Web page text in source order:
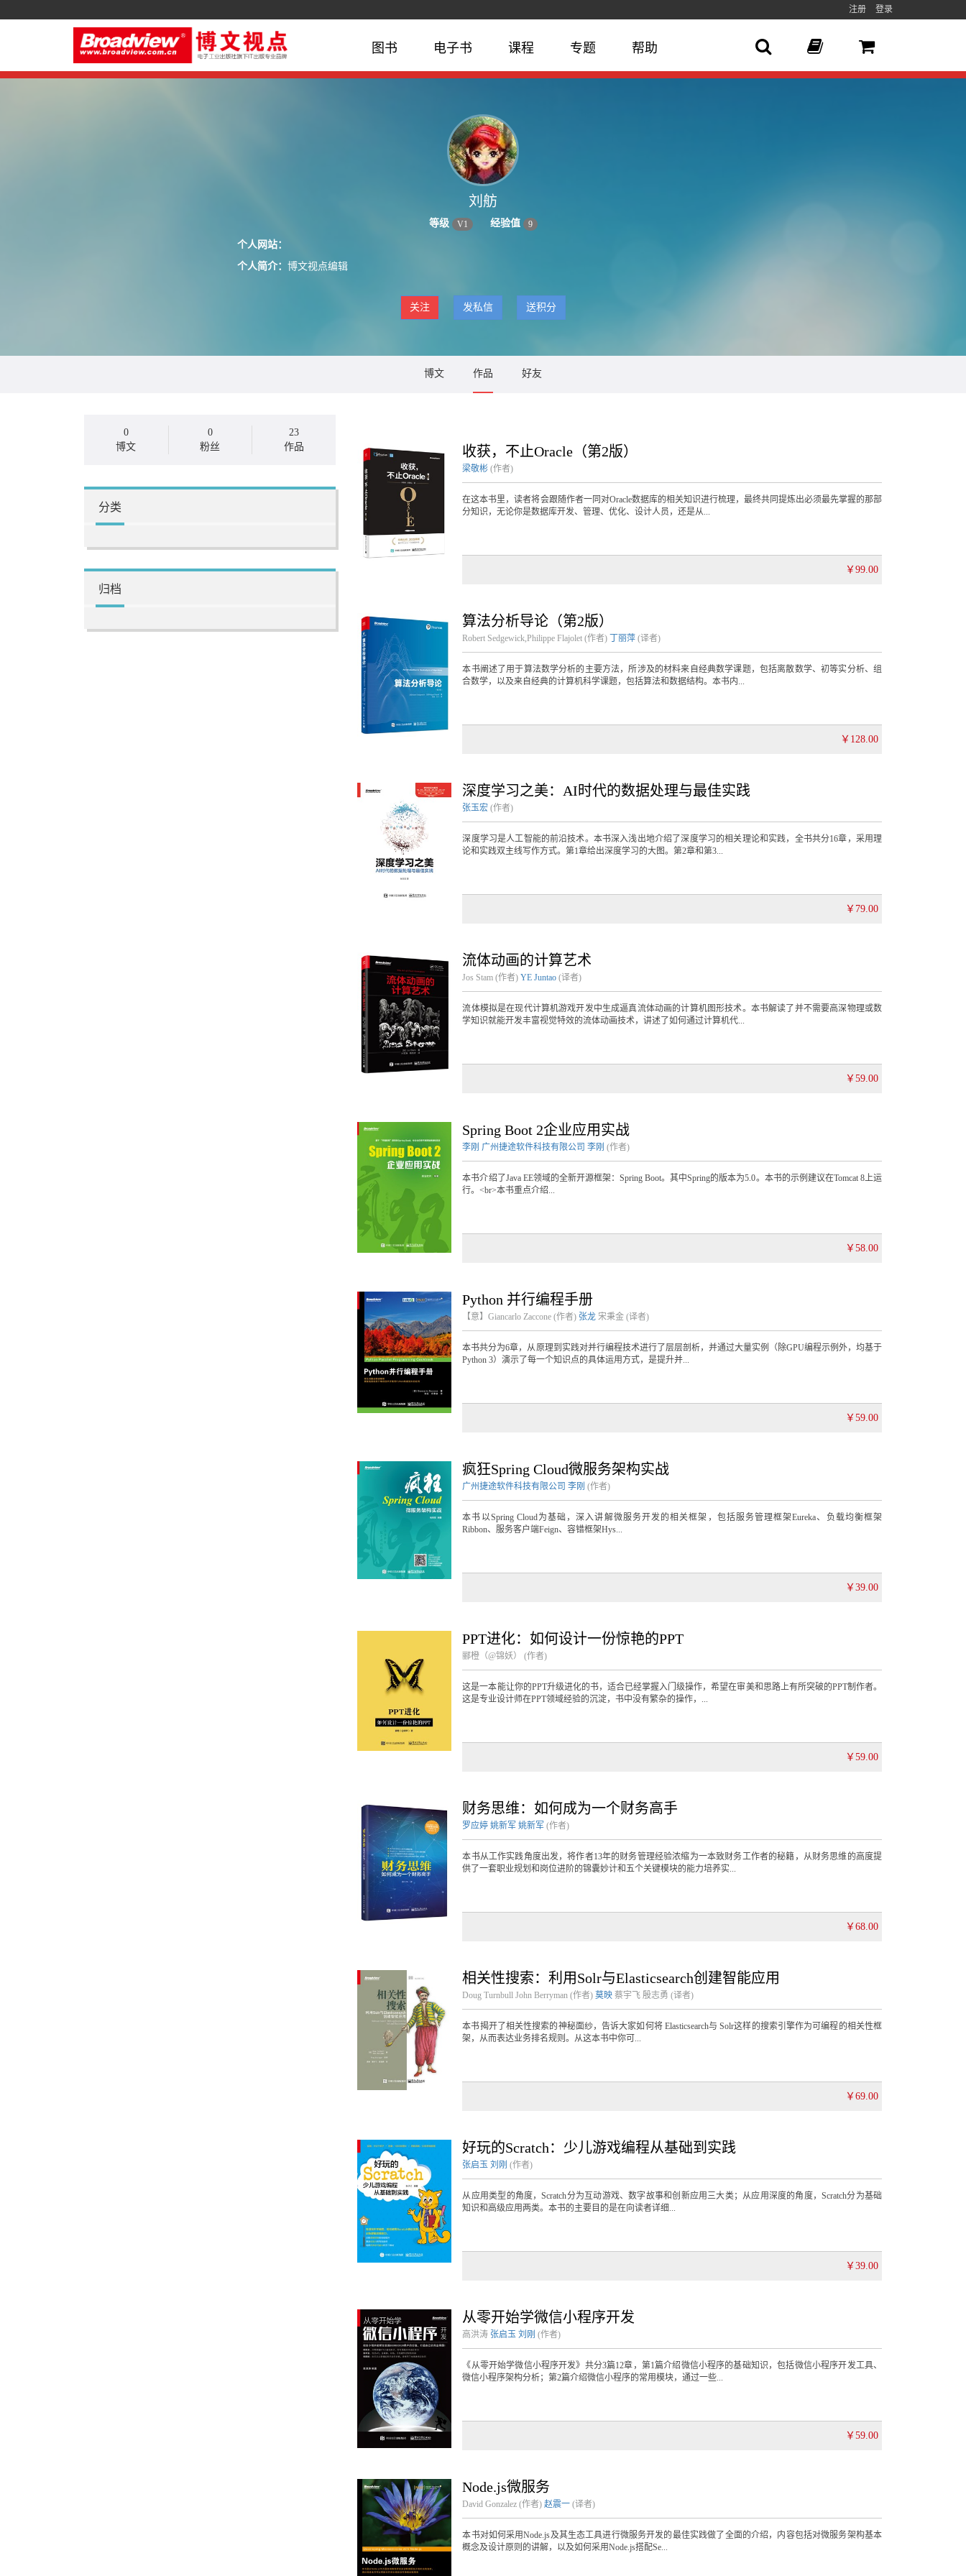
注册 登录
图书 电子书 课程 专题 帮助
刘舫
等级 V1 经验值 9
个人网站：
个人简介： 博文视点编辑
关注 发私信 送积分
博文 作品 好友
0
博文
0
粉丝
23
作品
分类
归档
收获，不止Oracle（第2版）
梁敬彬 (作者)
在这本书里，读者将会跟随作者一同对Oracle数据库的相关知识进行梳理，最终共同提炼出必须最先掌握的那部
分知识，无论你是数据库开发、管理、优化、设计人员，还是从...
￥99.00
算法分析导论（第2版）
Robert Sedgewick,Philippe Flajolet (作者) 丁丽萍 (译者)
本书阐述了用于算法数学分析的主要方法，所涉及的材料来自经典数学课题，包括离散数学、初等实分析、组
合数学，以及来自经典的计算机科学课题，包括算法和数据结构。本书内...
￥128.00
深度学习之美：AI时代的数据处理与最佳实践
张玉宏 (作者)
深度学习是人工智能的前沿技术。本书深入浅出地介绍了深度学习的相关理论和实践，全书共分16章，采用理
论和实践双主线写作方式。第1章给出深度学习的大图。第2章和第3...
￥79.00
流体动画的计算艺术
Jos Stam (作者)YE Juntao (译者)
流体模拟是在现代计算机游戏开发中生成逼真流体动画的计算机图形技术。本书解读了并不需要高深物理或数
学知识就能开发丰富视觉特效的流体动画技术，讲述了如何通过计算机代...
￥59.00
Spring Boot 2企业应用实战
李刚广州捷途软件科技有限公司 李刚 (作者)
本书介绍了Java EE领域的全新开源框架：Spring Boot。其中Spring的版本为5.0。本书的示例建议在Tomcat 8上运
行。<br>本书重点介绍...
￥58.00
Python 并行编程手册
【意】Giancarlo Zaccone(作者) 张龙 宋秉金(译者)
本书共分为6章，从原理到实践对并行编程技术进行了层层剖析，并通过大量实例（除GPU编程示例外，均基于
Python 3）演示了每一个知识点的具体运用方式，是提升并...
￥59.00
疯狂Spring Cloud微服务架构实战
广州捷途软件科技有限公司 李刚 (作者)
本书以Spring Cloud为基础，深入讲解微服务开发的相关框架，包括服务管理框架Eureka、负载均衡框架
Ribbon、服务客户端Feign、容错框架Hys...
￥39.00
PPT进化：如何设计一份惊艳的PPT
郦橙（@锦妖） (作者)
这是一本能让你的PPT升级进化的书，适合已经掌握入门级操作，希望在审美和思路上有所突破的PPT制作者。
这是专业设计师在PPT领域经验的沉淀，书中没有繁杂的操作，...
￥59.00
财务思维：如何成为一个财务高手
罗应婷 姚新军 姚新军(作者)
本书从工作实践角度出发，将作者13年的财务管理经验浓缩为一本致财务工作者的秘籍，从财务思维的高度提
供了一套职业规划和岗位进阶的锦囊妙计和五个关键模块的能力培养实...
￥68.00
相关性搜索：利用Solr与Elasticsearch创建智能应用
Doug TurnbullJohn Berryman(作者)莫映蔡宇飞殷志勇(译者)
本书揭开了相关性搜索的神秘面纱，告诉大家如何将 Elasticsearch与 Solr这样的搜索引擎作为可编程的相关性框
架，从而表达业务排名规则。从这本书中你可...
￥69.00
好玩的Scratch：少儿游戏编程从基础到实践
张启玉 刘刚 (作者)
从应用类型的角度，Scratch分为互动游戏、数字故事和创新应用三大类；从应用深度的角度，Scratch分为基础
知识和高级应用两类。本书的主要目的是在向读者详细...
￥39.00
从零开始学微信小程序开发
高洪涛 张启玉 刘刚 (作者)
《从零开始学微信小程序开发》共分3篇12章，第1篇介绍微信小程序的基础知识，包括微信小程序开发工具、
微信小程序架构分析；第2篇介绍微信小程序的常用模块，通过一些...
￥59.00
Node.js微服务
David Gonzalez (作者)赵震一 (译者)
本书对如何采用Node.js及其生态工具进行微服务开发的最佳实践做了全面的介绍，内容包括对微服务架构基本
概念及设计原则的讲解，以及如何采用Node.js搭配Se...